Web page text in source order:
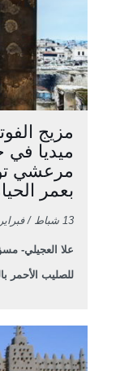
مزيج
ميديا
مرعشي
بعمر
13 شباط / فبراير، 2023
علا العجيلي-
للصليب الأحمر